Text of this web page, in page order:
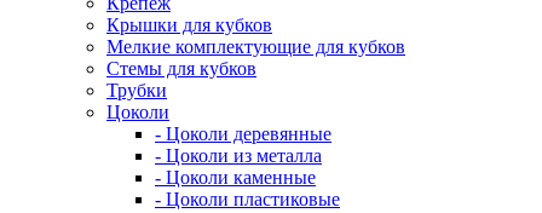
Крышки для кубков
Мелкие комплектующие для кубков
Стемы для кубков
Трубки
Цоколи
- Цоколи деревянные
- Цоколи из металла
- Цоколи каменные
- Цоколи пластиковые